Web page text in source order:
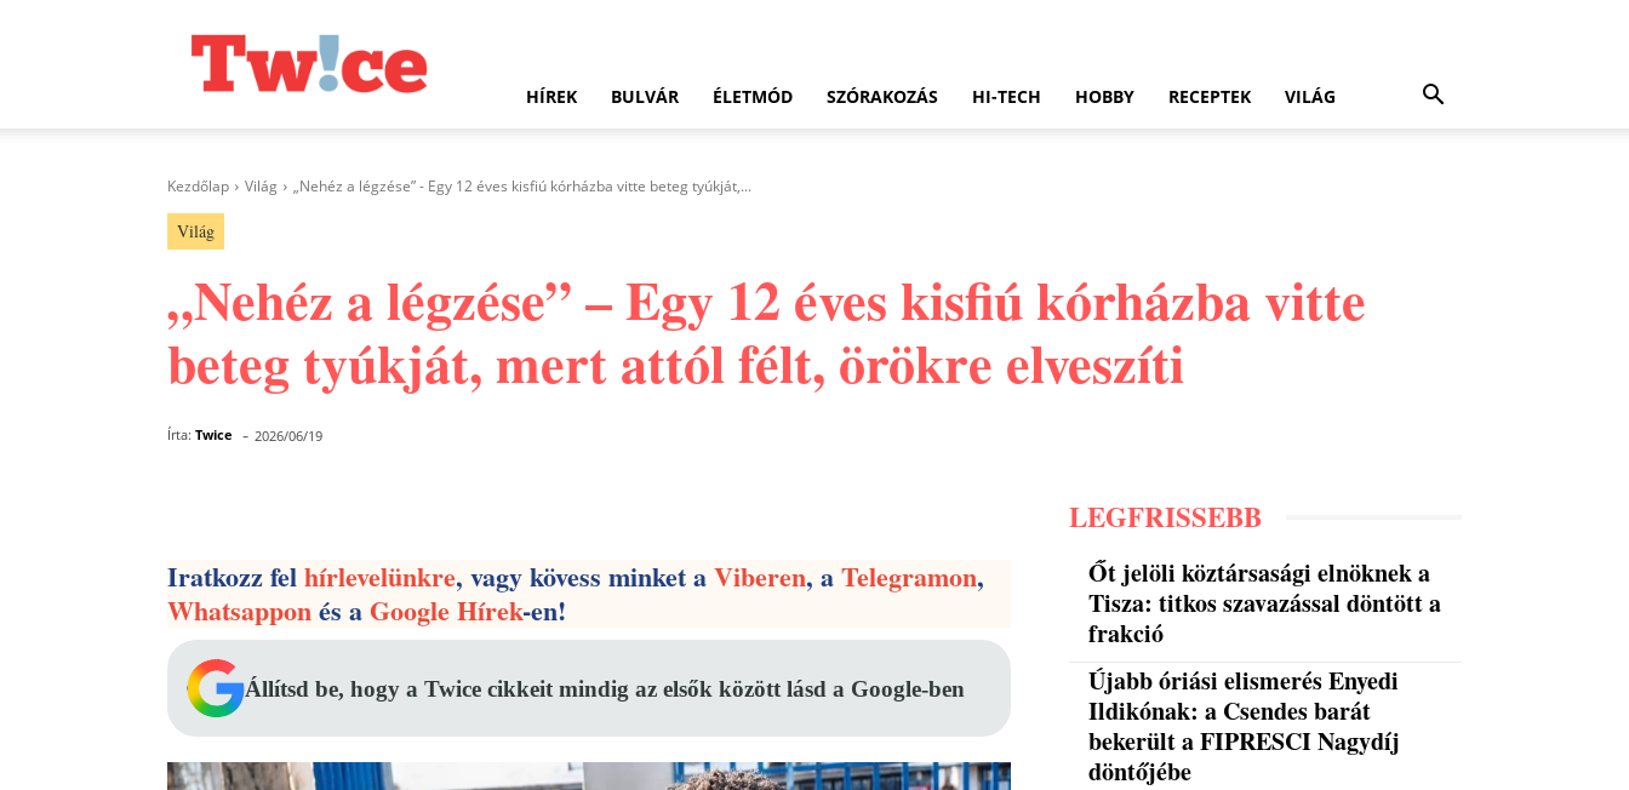
HÍREK BULVÁR ÉLETMÓD SZÓRAKOZÁS HI-TECH HOBBY RECEPTEK VILÁG
Kezdőlap Világ „Nehéz a légzése” - Egy 12 éves kisfiú kórházba vitte beteg tyúkját,...
Világ
„Nehéz a légzése” – Egy 12 éves kisfiú kórházba vitte
beteg tyúkját, mert attól félt, örökre elveszíti
Írta: Twice - 2026/06/19
Iratkozz felhírlevelünkre, vagy kövess minket aViberen, aTelegramon,
Whatsapponés aGoogle Hírek-en!
Állítsd be, hogy a Twice cikkeit mindig az elsők között lásd a Google-ben
LEGFRISSEBB
Őt jelöli köztársasági elnöknek a
Tisza: titkos szavazással döntött a
frakció
Újabb óriási elismerés Enyedi
Ildikónak: a Csendes barát
bekerült a FIPRESCI Nagydíj
döntőjébe